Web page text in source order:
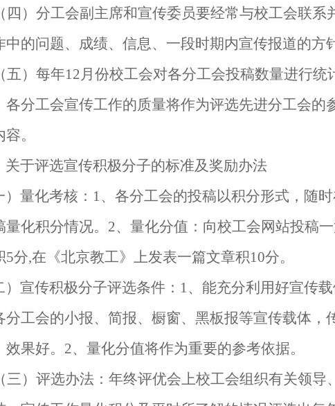
（四）分工会副主席和宣传委员要经常与校工会联
中的问题、成绩、信息、一段时期内宣传报道的方
（五）每年12月份校工会对各分工会投稿数量进行
各分工会宣传工作的质量将作为评选先进分工会的
。
关于评选宣传积极分子的标准及奖励办法
）量化考核： 1、各分工会的投稿以积分形式，随
量化积分情况。 2、量化分值：向校工会网站投稿
5分,在《北京教工》上发表一篇文章积10分。
）宣传积极分子评选条件： 1、能充分利用好宣传
分工会的小报、简报、橱窗、黑板报等宣传载体，
果好。 2、量化分值将作为重要的参考依据。
（三）评选办法：年终评优会上校工会组织有关领